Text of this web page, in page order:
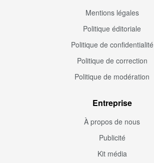
Mentions légales
Politique éditoriale
Politique de confidentialité
Politique de correction
Politique de modération
Entreprise
À propos de nous
Publicité
Kit média